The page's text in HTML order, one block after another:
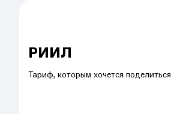
РИИЛ
Тариф, которым хочется поделиться